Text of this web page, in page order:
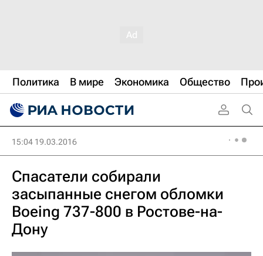
Политика В мире Экономика Общество
15:04 19.03.2016
Спасатели собирали
засыпанные снегом обломки
Boeing 737-800 в Ростове-на-
Дону